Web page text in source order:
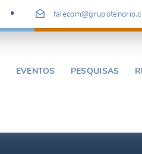
EVENTOS PESQUISAS